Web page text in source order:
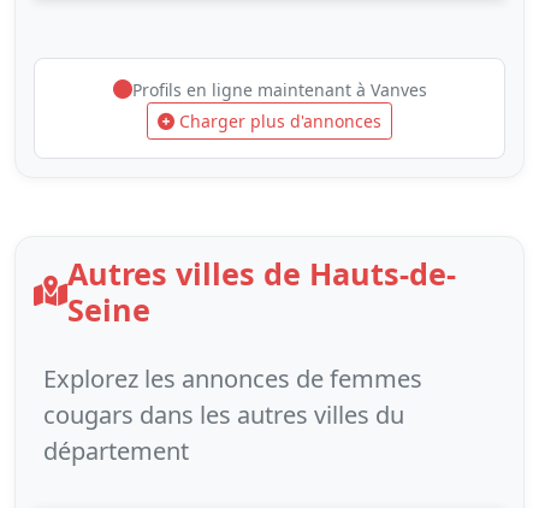
Profils en ligne maintenant à Vanves
Charger plus d'annonces
Autres villes de Hauts-de-
Seine
Explorez les annonces de femmes
cougars dans les autres villes du
département